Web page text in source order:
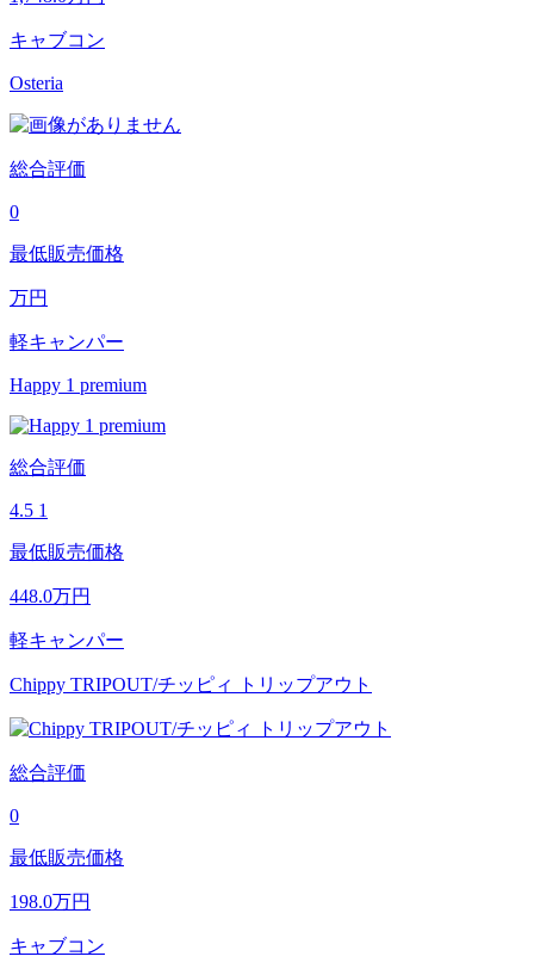
キャブコン
Osteria
総合評価
0
最低販売価格
万円
軽キャンパー
Happy 1 premium
総合評価
4.5 1
最低販売価格
448.0万円
軽キャンパー
Chippy TRIPOUT/チッピィ トリップアウト
総合評価
0
最低販売価格
198.0万円
キャブコン